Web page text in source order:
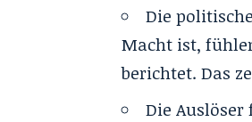
Die
Macht ist,
berichtet. Das
Die